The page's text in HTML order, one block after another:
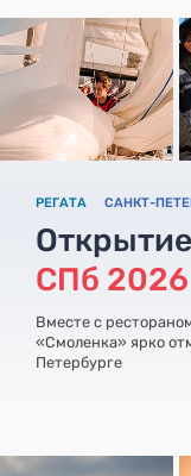
РЕГАТА САНКТ-
CПб 2026
Вместе с
«Смоленка» ярко
Петербурге